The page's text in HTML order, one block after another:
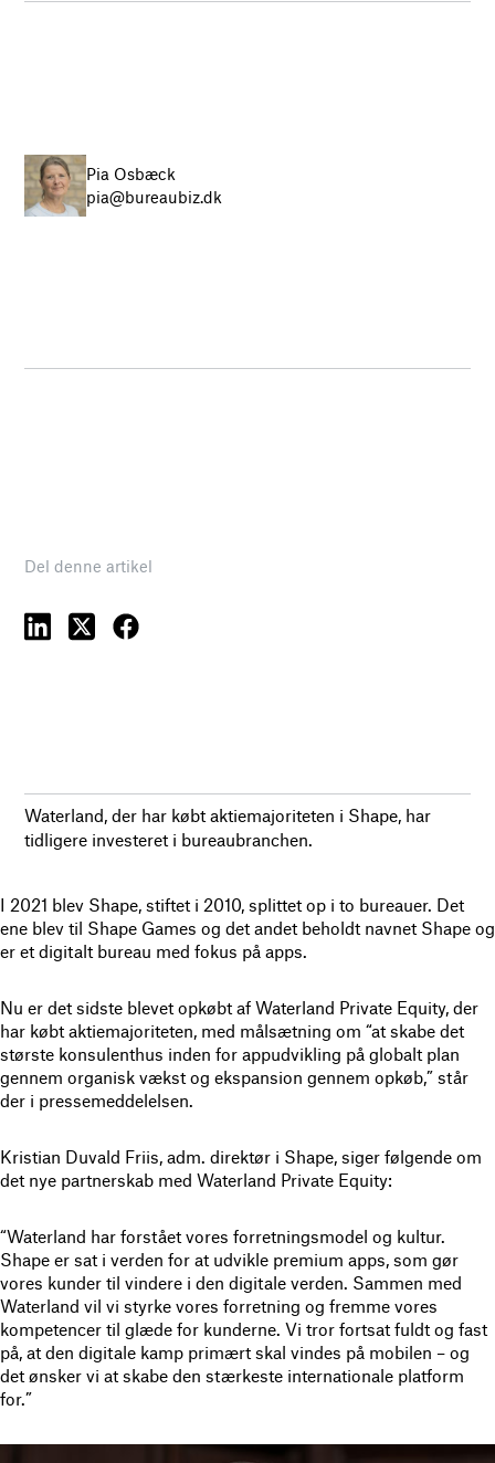
Pia Osbæck
pia@bureaubiz.dk
Del denne artikel
Waterland, der har købt aktiemajoriteten i Shape, har
tidligere investeret i bureaubranchen.
I 2021 blev Shape, stiftet i 2010, splittet op i to bureauer. Det
ene blev til Shape Games og det andet beholdt navnet Shape og
er et digitalt bureau med fokus på apps.
Nu er det sidste blevet opkøbt af Waterland Private Equity, der
har købt aktiemajoriteten, med målsætning om “at skabe det
største konsulenthus inden for appudvikling på globalt plan
gennem organisk vækst og ekspansion gennem opkøb,” står
der i pressemeddelelsen.
Kristian Duvald Friis, adm. direktør i Shape, siger følgende om
det nye partnerskab med Waterland Private Equity:
“Waterland har forstået vores forretningsmodel og kultur.
Shape er sat i verden for at udvikle premium apps, som gør
vores kunder til vindere i den digitale verden. Sammen med
Waterland vil vi styrke vores forretning og fremme vores
kompetencer til glæde for kunderne. Vi tror fortsat fuldt og fast
på, at den digitale kamp primært skal vindes på mobilen – og
det ønsker vi at skabe den stærkeste internationale platform
for.”